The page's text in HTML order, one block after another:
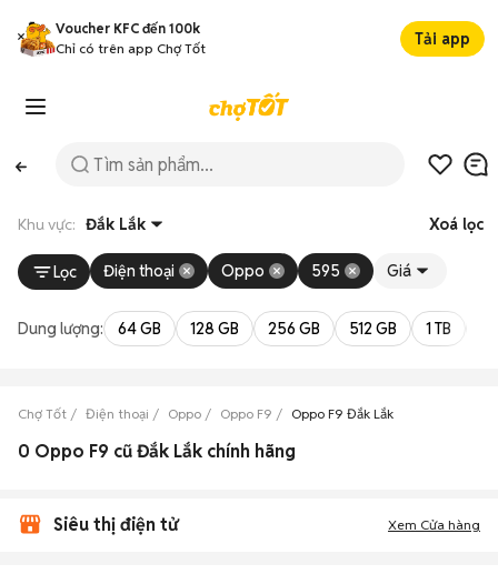
Voucher KFC đến 100k
Chỉ có trên app Chợ Tốt
Tải app
Khu vực: Đắk Lắk Xoá lọc
Lọc Điện thoại Oppo 595 Giá
Dung lượng: 64 GB 128 GB 256 GB 512 GB 1 TB
Chợ Tốt Điện thoại Oppo Oppo F9 Oppo F9 Đắk Lắk
0 Oppo F9 cũ Đắk Lắk chính hãng
Siêu thị điện tử Xem Cửa hàng